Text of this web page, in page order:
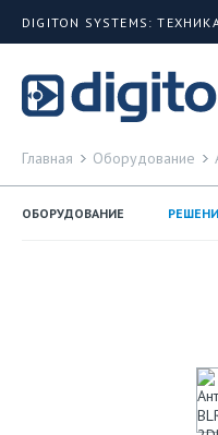
DIGITON SYSTEMS:
Главная Оборудование
ОБОРУДОВАНИЕ